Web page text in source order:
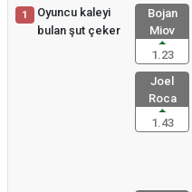
1
Oyuncu kaleyi
bulan şut çeker
Bojan
Miov
1.23
Joel
Roca
1.43